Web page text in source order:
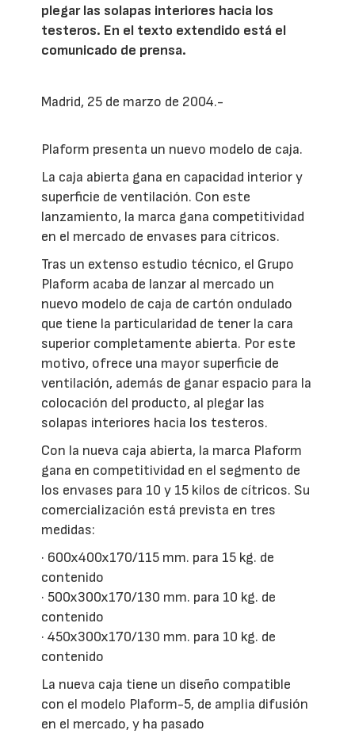
plegar las solapas interiores hacia los
testeros. En el texto extendido está el
comunicado de prensa.
Madrid, 25 de marzo de 2004.-
Plaform presenta un nuevo modelo de caja.
La caja abierta gana en capacidad interior y
superficie de ventilación. Con este
lanzamiento, la marca gana competitividad
en el mercado de envases para cítricos.
Tras un extenso estudio técnico, el Grupo
Plaform acaba de lanzar al mercado un
nuevo modelo de caja de cartón ondulado
que tiene la particularidad de tener la cara
superior completamente abierta. Por este
motivo, ofrece una mayor superficie de
ventilación, además de ganar espacio para la
colocación del producto, al plegar las
solapas interiores hacia los testeros.
Con la nueva caja abierta, la marca Plaform
gana en competitividad en el segmento de
los envases para 10 y 15 kilos de cítricos. Su
comercialización está prevista en tres
medidas:
· 600x400x170/115 mm. para 15 kg. de
contenido
· 500x300x170/130 mm. para 10 kg. de
contenido
· 450x300x170/130 mm. para 10 kg. de
contenido
La nueva caja tiene un diseño compatible
con el modelo Plaform-5, de amplia difusión
en el mercado, y ha pasado